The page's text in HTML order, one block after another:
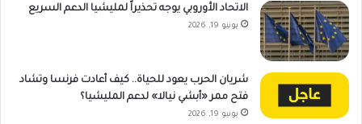
الاتحاد الأوروبي يوجه تحذيراً لمليشيا الدعم السريع
يونيو 19, 2026
شريان الحرب يعود للحياة.. كيف أعادت فرنسا وتشاد
فتح ممر «أبشي نيالا» لدعم المليشيا؟
يونيو 19, 2026